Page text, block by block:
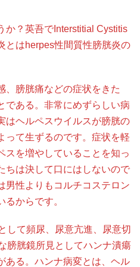
か？英吾でInterstitial Cystitis
とはherpes性間質性膀胱炎の
、膀胱痛などの症状をきた
である。非常にめずらしい病
はヘルペスウイルスが膀胱の
って生ずるのです。症状を軽
スを増やしていることを知っ
ちは決して口にはしないので
男性よりもコルチコステロン
るからです。
して頻尿、尿意亢進、尿意切
膀胱鏡所見としてハンナ潰瘍
ある。ハンナ病変とは、ヘル